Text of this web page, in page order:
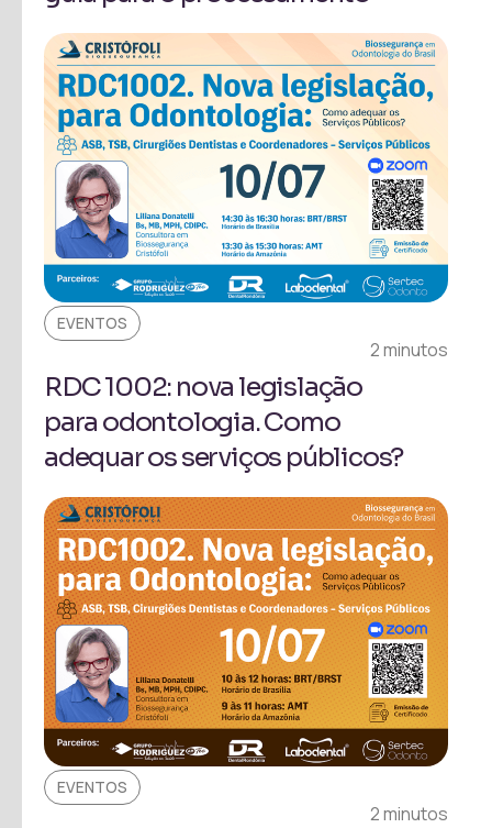
EVENTOS
2 minutos
RDC 1002: nova legislação
para odontologia. Como
adequar os serviços públicos?
EVENTOS
2 minutos